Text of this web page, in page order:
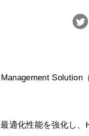
Solution
適化性能を強化し、